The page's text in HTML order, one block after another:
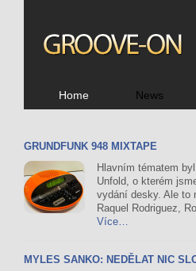
Home News
GRUNDFUNK 948 MIXTAPE
Hlavním tématem
Unfold, o kterém
vydání desky. Ale to
Raquel Rodriguez,
Více…
MYLES SANKO: NEDĚLAT NIC